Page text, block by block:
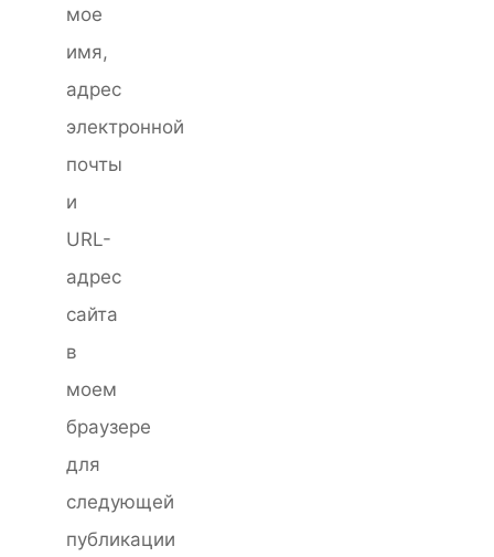
мое
имя,
адрес
электронной
почты
и
URL-
адрес
сайта
в
моем
браузере
для
следующей
публикации